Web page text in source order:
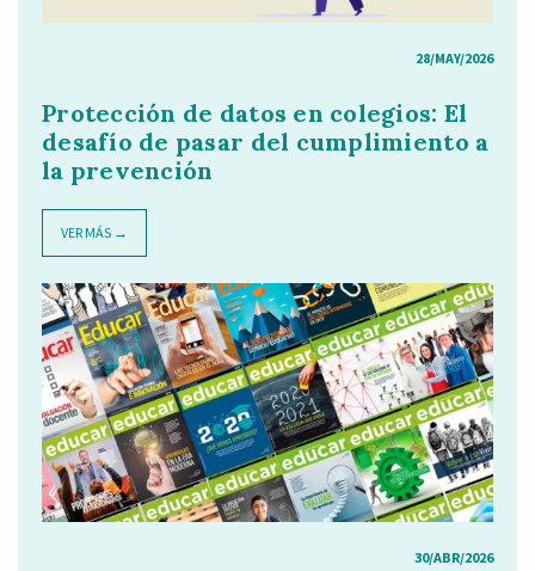
28/MAY/2026
Protección de datos en colegios: El
desafío de pasar del cumplimiento a
la prevención
VER MÁS →
30/ABR/2026